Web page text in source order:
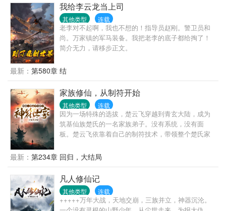
我给李云龙当上司
其他类型 连载
老李对不起啊，我也不想的！指导员赵刚。警卫员和
尚。万家镇的军马装备。我把老李的底子都给掏了！
简介无力，请移步正文。
最新： 第580章 结
家族修仙，从制符开始
其他类型 连载
因为一场特殊的选拔，楚云飞穿越到青玄大陆，成为
筑基仙族楚氏的一名家族弟子。没有系统，没有面
板。楚云飞依靠着自己的制符技术，带领整个楚氏家
神符仙族。
最新： 第234章 回归，大结局
凡人修仙记
其他类型 连载
+++++万年大战，天地交崩，三族并立，神器沉沦。